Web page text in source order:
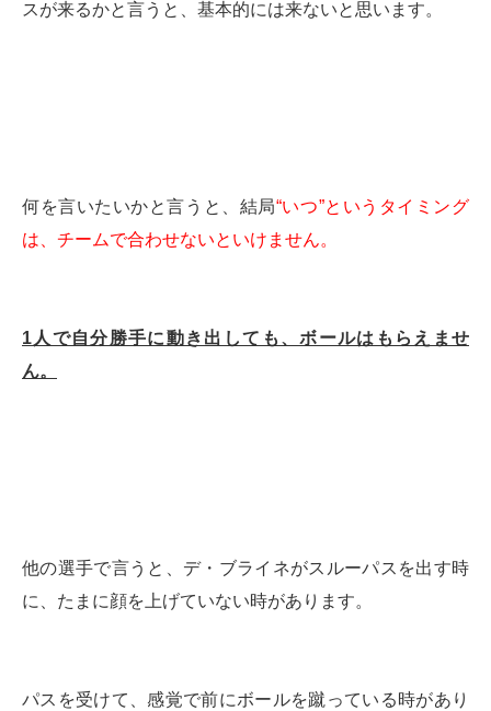
スが来るかと言うと、基本的には来ないと思います。
何を言いたいかと言うと、結局“いつ”というタイミング
は、チームで合わせないといけません。
1人で自分勝手に動き出しても、ボールはもらえませ
ん。
他の選手で言うと、デ・ブライネがスルーパスを出す時
に、たまに顔を上げていない時があります。
パスを受けて、感覚で前にボールを蹴っている時があり